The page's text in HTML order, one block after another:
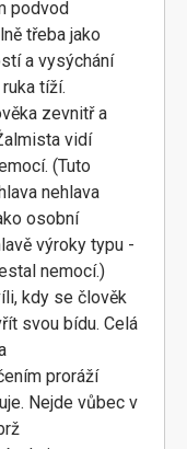
podvod
třeba jako
a vysýchání
tíží.
zevnitř a
vidí
(Tuto
nehlava
osobní
výroky typu -
nemocí.)
kdy se člověk
svou bídu. Celá
proráží
Nejde vůbec v